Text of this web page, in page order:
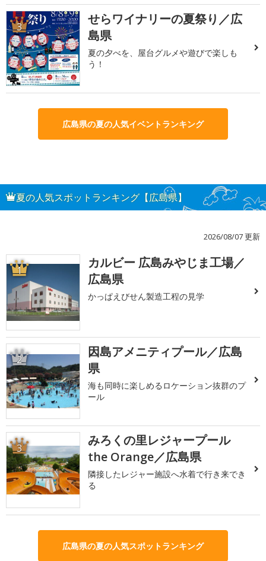
3
せらワイナリーの夏祭り／広
島県
夏の夕べを、屋台グルメや遊びで楽しも
う！
広島県の夏の人気イベントランキング
夏の人気スポットランキング【広島県】
2026/08/07 更新
1
カルビー 広島みやじま工場／
広島県
かっぱえびせん製造工程の見学
2
因島アメニティプール／広島
県
海も同時に楽しめるロケーション抜群のプ
ール
3
みろくの里レジャープール
the Orange／広島県
隣接したレジャー施設へ水着で行き来でき
る
広島県の夏の人気スポットランキング